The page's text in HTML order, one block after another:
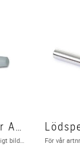
Lödspets för Artnr: 20-0379
Spets för tennsug enligt bild härunder Röd ( Bild i texten ) Utgående produkt hos leverantör